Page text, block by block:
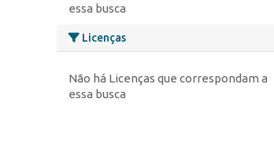
essa busca
Licenças
Não há Licenças que correspondam a
essa busca